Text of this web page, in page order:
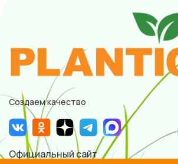
Создаем качество
Официальный сайт